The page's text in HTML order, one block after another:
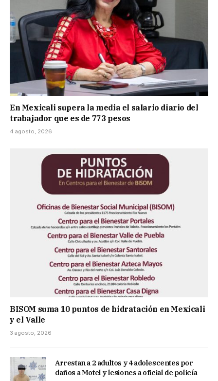
En Mexicali supera la media el salario diario del
trabajador que es de 773 pesos
4 agosto, 2026
BISOM suma 10 puntos de hidratación en Mexicali
y el Valle
3 agosto, 2026
Arrestan a 2 adultos y 4 adolescentes por
daños a Motel y lesiones a oficial de policía